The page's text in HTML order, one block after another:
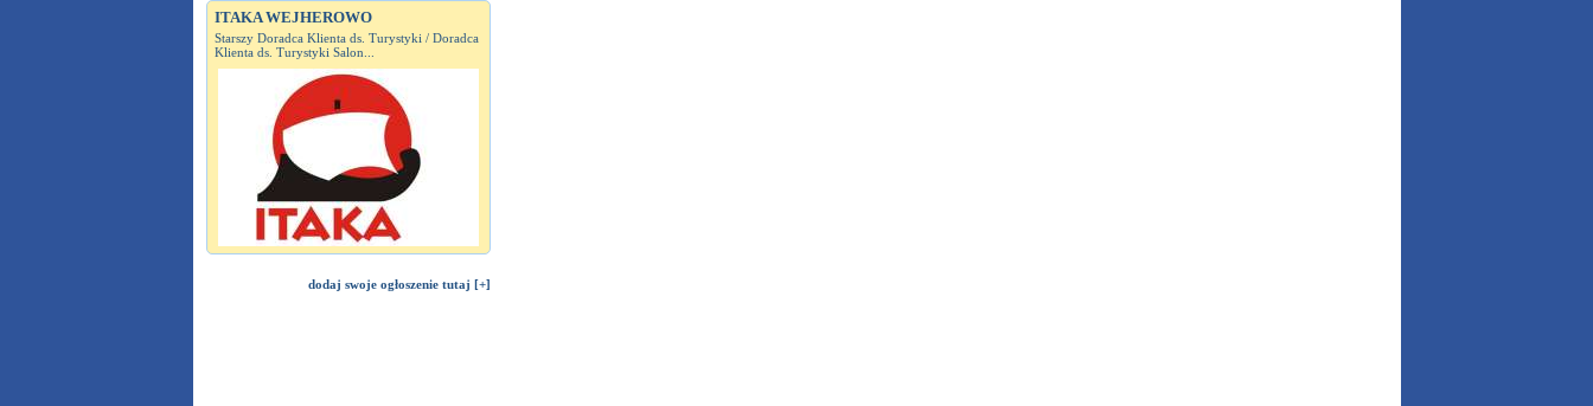
ITAKA WEJHEROWO
Starszy Doradca Klienta ds. Turystyki / Doradca
Klienta ds. Turystyki Salon...
dodaj swoje ogłoszenie tutaj [+]